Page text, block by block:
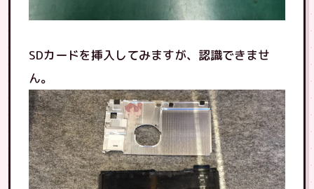
SDカードを挿入してみますが、認識できませ
ん。